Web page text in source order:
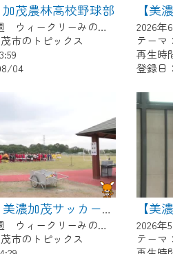
加茂農林高校野球部
2026年6月15日週 ウィークリーみのかもにて放送
市のトピックス
04
【美
テーマ
再生時
登録日
【美濃加茂】美濃加茂サッカー少年団あじさいCUP
2026年5月25日週 ウィークリーみのかもにて放送
市のトピックス
テーマ